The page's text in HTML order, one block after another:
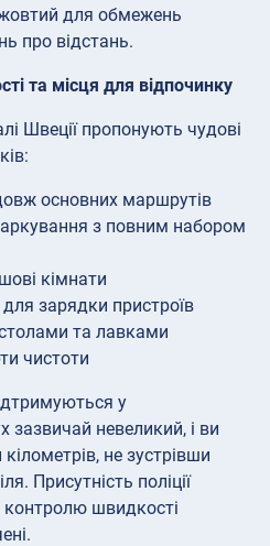
жовтий для обмежень
про відстань.
та місця для відпочинку
Швеції пропонують чудові
основних маршрутів
з повним набором
кімнати
зарядки пристроїв
та лавками
чистоти
у
зазвичай невеликий, і ви
не зустрівши
Присутність поліції
контролю швидкості